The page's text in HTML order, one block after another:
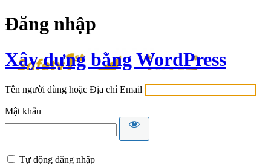
Đăng nhập
Xây dựng bằng WordPress
Tên người dùng hoặc Địa chỉ Email
Mật khẩu
Tự động đăng nhập